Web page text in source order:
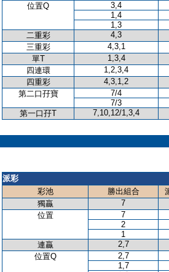
位置Q
3,4
1,4
1,3
二重彩
4,3
三重彩
4,3,1
單T
1,3,4
四連環
1,2,3,4
四重彩
4,3,1,2
第二口孖寶
7/4
7/3
第一口孖T
7,10,12/1,3,4
派彩
彩池
勝出組合
獨贏
7
位置
7
2
1
連贏
2,7
位置Q
2,7
1,7